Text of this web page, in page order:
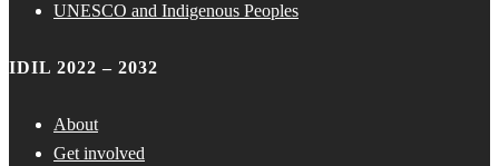
UNESCO and Indigenous Peoples
IDIL 2022 – 2032
About
Get involved